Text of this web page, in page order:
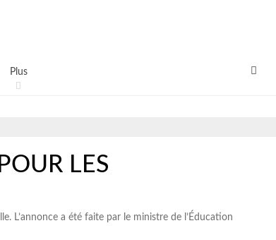
Plus
LES
L’annonce a été faite par le ministre de l’Éducation